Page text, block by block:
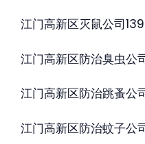
江门高新区灭鼠公司
江门高新区防治臭虫公
江门高新区防治跳蚤公
江门高新区防治蚊子公